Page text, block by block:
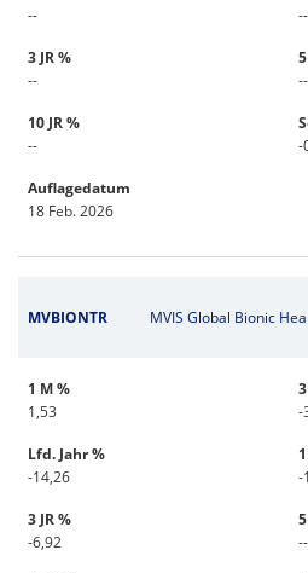
--
--
3 JR %
--
--
10 JR %
--
-
Auflagedatum
18 Feb. 2026
MVBIONTR MVIS Global Bionic
1 M %
1,53
-
Lfd. Jahr %
-14,26
-
3 JR %
-6,92
--